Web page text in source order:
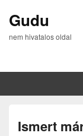
Gudu
nem hivatalos oldal
Ismert